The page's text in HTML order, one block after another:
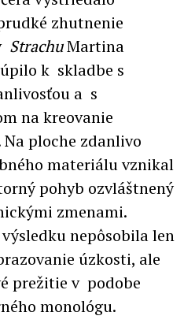
zhutnenie
StrachuMartina
k skladbe s
a s
na kreovanie
ploche zdanlivo
materiálu vznikal
pohyb ozvláštnený
zmenami.
nepôsobila len
úzkosti, ale
prežitie v podobe
monológu.